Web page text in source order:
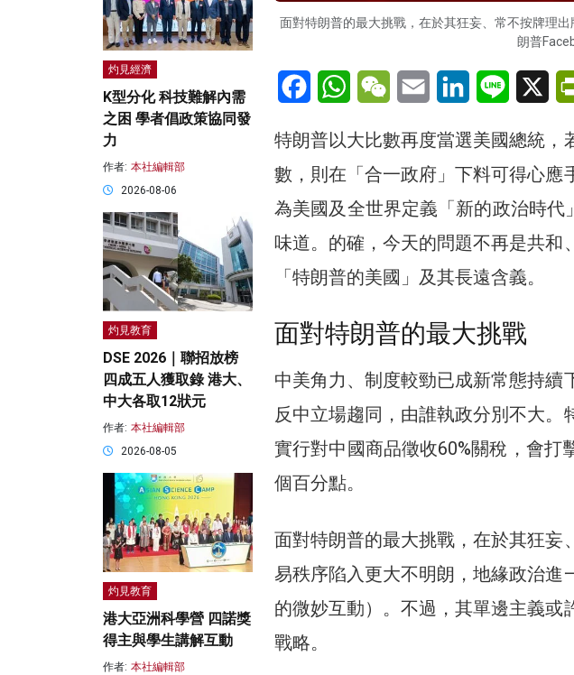
面對特朗普的最大挑戰，在於其狂妄、常不按牌理
朗普
FacebookWhatsAppWeChatEmail LinkedInLine X
特朗普以大比數再度當選美國總統，
數，則在「合一政府」下料可得心
為美國及全世界定義「新的政治時
味道。的確，今天的問題不再是共和
「特朗普的美國」及其長遠含義。
面對特朗普的最大挑戰
中美角力、制度較勁已成新常態持
反中立場趨同，由誰執政分別不大
實行對中國商品徵收60%關稅，會打
個百分點。
面對特朗普的最大挑戰，在於其狂妄
易秩序陷入更大不明朗，地緣政治
的微妙互動）。不過，其單邊主義
戰略。
灼見經濟
K型分化 科技難解內需
之困 學者倡政策協同發
力
作者: 本社編輯部
2026-08-06
灼見教育
DSE 2026｜聯招放榜
四成五人獲取錄 港大、
中大各取12狀元
作者: 本社編輯部
2026-08-05
灼見教育
港大亞洲科學營 四諾獎
得主與學生講解互動
作者: 本社編輯部